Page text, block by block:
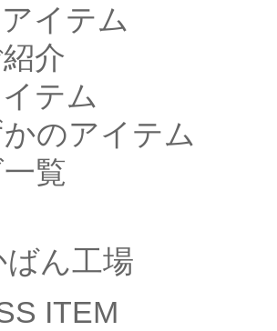
イテム
介
テム
のアイテム
覧
ばん工場
ITEM